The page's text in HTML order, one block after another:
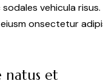
vehicula
onsectetur
natus et